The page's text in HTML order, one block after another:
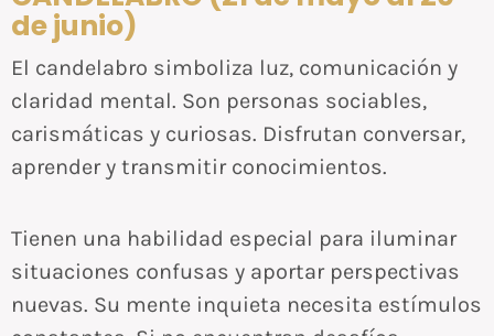
de junio)
El candelabro simboliza luz, comunicación y
claridad mental. Son personas sociables,
carismáticas y curiosas. Disfrutan conversar,
aprender y transmitir conocimientos.
Tienen una habilidad especial para iluminar
situaciones confusas y aportar perspectivas
nuevas. Su mente inquieta necesita estímulos